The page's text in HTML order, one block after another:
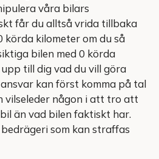
våra bilars
får du alltså vrida tillbaka
kilometer om du så
bilen med 0 körda
till dig vad du vill göra
kan först komma på tal
vilseleder någon i att tro att
än vad bilen faktiskt har.
som kan straffas